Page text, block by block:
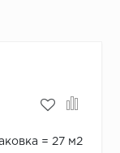
= 27 м2